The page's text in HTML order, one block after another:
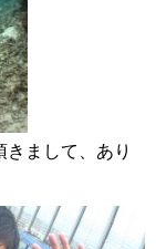
まして、あり